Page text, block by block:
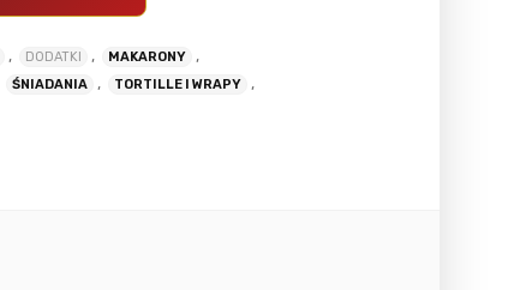
, DODATKI , MAKARONY ,
ŚNIADANIA , TORTILLE I WRAPY ,